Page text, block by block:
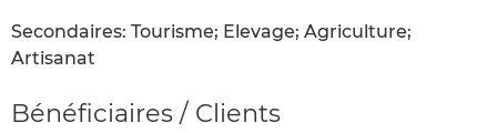
Secondaires: Tourisme; Elevage; Agriculture;
Artisanat
Bénéficiaires / Clients